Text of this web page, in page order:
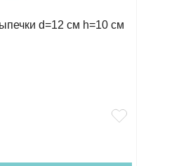
d=12 см h=10 см